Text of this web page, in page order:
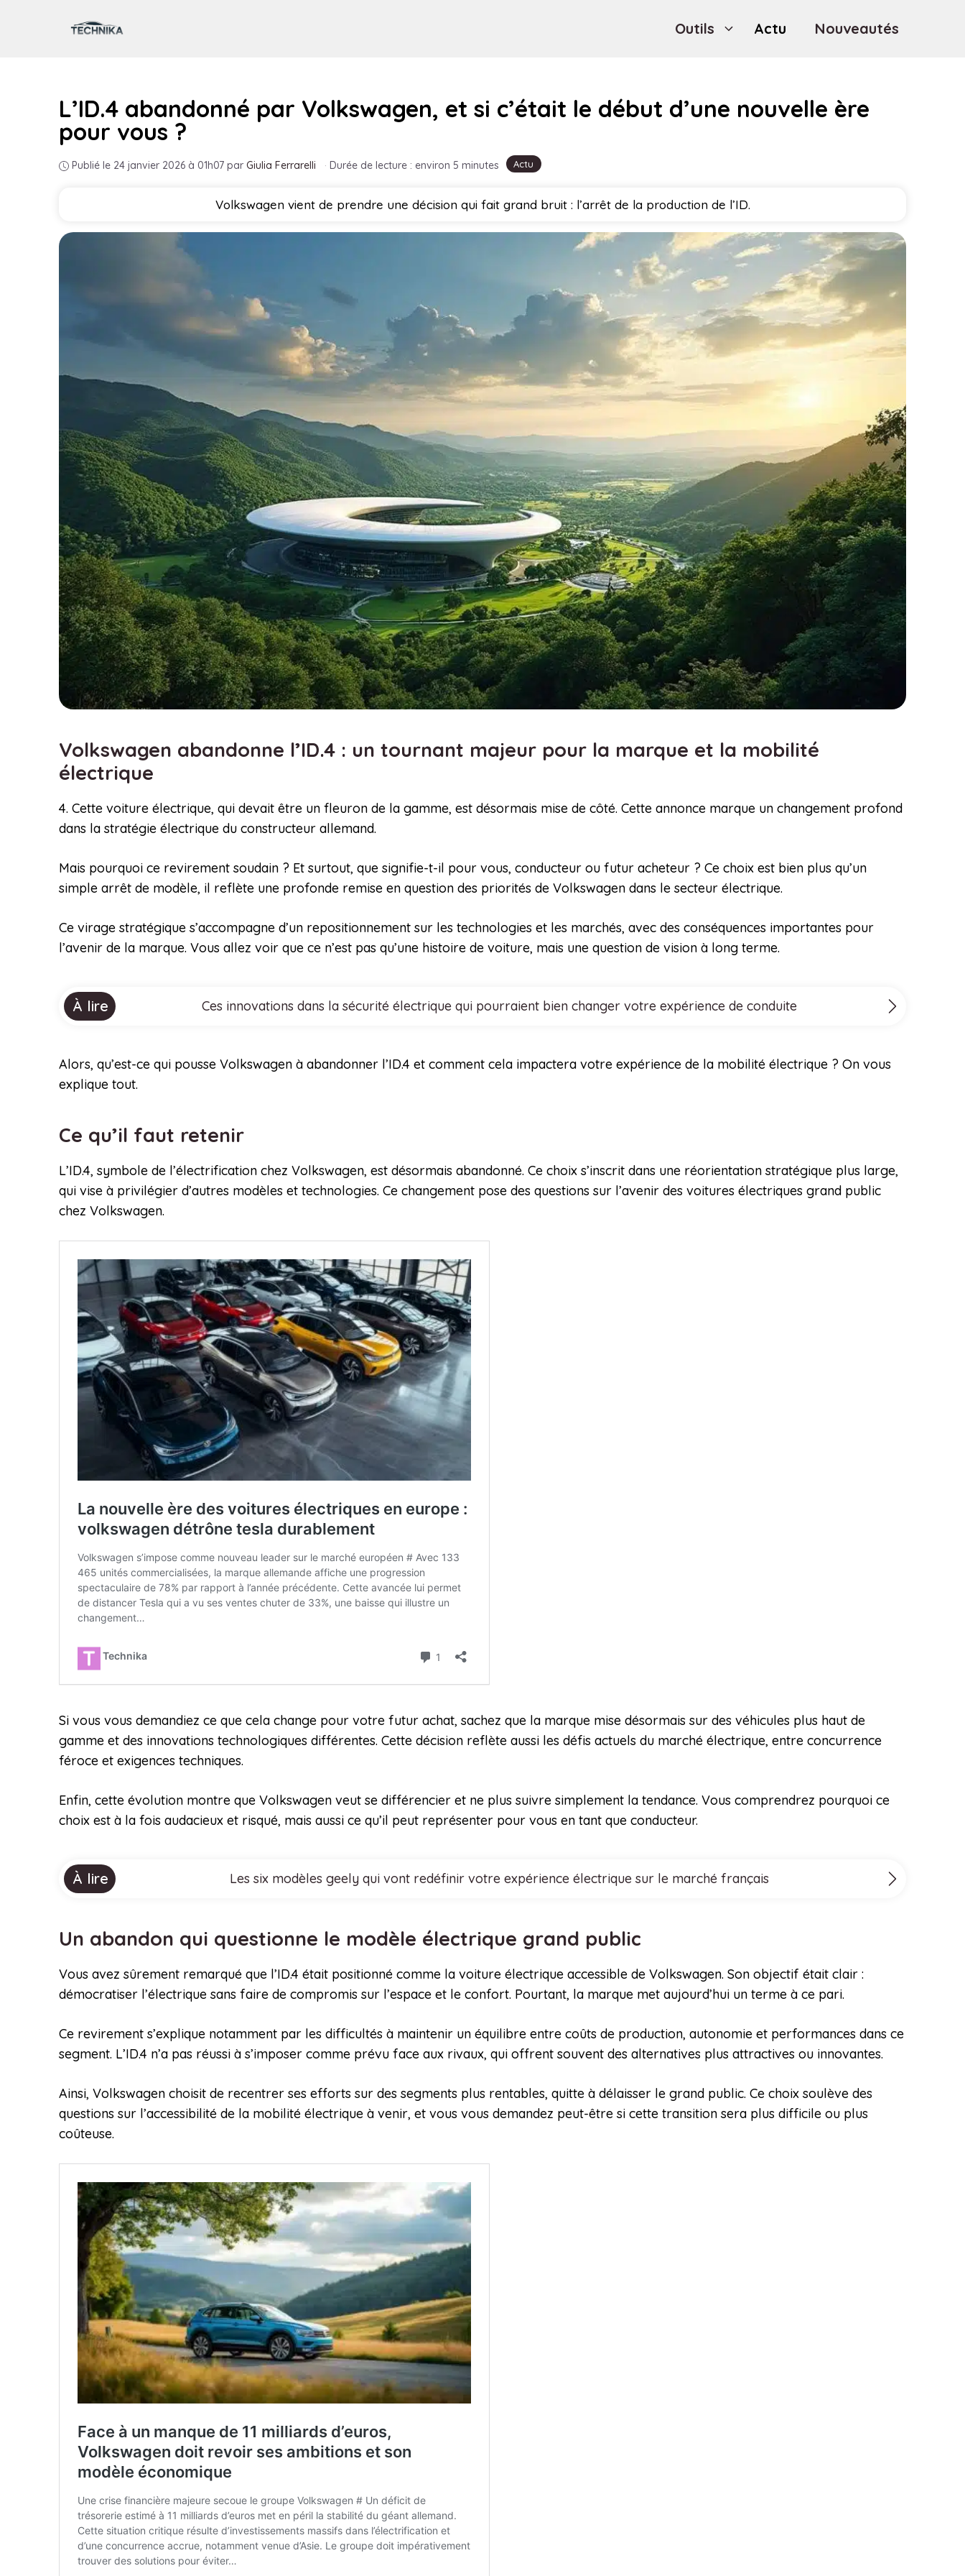
Outils Actu Nouveautés
Actu
L’ID.4 abandonné par Volkswagen, et si c’était le début d’une nouvelle ère
pour vous ?
Publié le 24 janvier 2026 à 01h07 par Giulia Ferrarelli · Durée de lecture : environ 5 minutes
Volkswagen vient de prendre une décision qui fait grand bruit : l’arrêt de la production de l’ID.
Volkswagen abandonne l’ID.4 : un tournant majeur pour la marque et la mobilité
électrique
4. Cette voiture électrique, qui devait être un fleuron de la gamme, est désormais mise de côté. Cette annonce marque un changement profond
dans la stratégie électrique du constructeur allemand.
Mais pourquoi ce revirement soudain ? Et surtout, que signifie-t-il pour vous, conducteur ou futur acheteur ? Ce choix est bien plus qu’un
simple arrêt de modèle, il reflète une profonde remise en question des priorités de Volkswagen dans le secteur électrique.
Ce virage stratégique s’accompagne d’un repositionnement sur les technologies et les marchés, avec des conséquences importantes pour
l’avenir de la marque. Vous allez voir que ce n’est pas qu’une histoire de voiture, mais une question de vision à long terme.
À lire Ces innovations dans la sécurité électrique qui pourraient bien changer votre expérience de conduite
Alors, qu’est-ce qui pousse Volkswagen à abandonner l’ID.4 et comment cela impactera votre expérience de la mobilité électrique ? On vous
explique tout.
Ce qu’il faut retenir
L’ID.4, symbole de l’électrification chez Volkswagen, est désormais abandonné. Ce choix s’inscrit dans une réorientation stratégique plus large,
qui vise à privilégier d’autres modèles et technologies. Ce changement pose des questions sur l’avenir des voitures électriques grand public
chez Volkswagen.
Si vous vous demandiez ce que cela change pour votre futur achat, sachez que la marque mise désormais sur des véhicules plus haut de
gamme et des innovations technologiques différentes. Cette décision reflète aussi les défis actuels du marché électrique, entre concurrence
féroce et exigences techniques.
Enfin, cette évolution montre que Volkswagen veut se différencier et ne plus suivre simplement la tendance. Vous comprendrez pourquoi ce
choix est à la fois audacieux et risqué, mais aussi ce qu’il peut représenter pour vous en tant que conducteur.
À lire Les six modèles geely qui vont redéfinir votre expérience électrique sur le marché français
Un abandon qui questionne le modèle électrique grand public
Vous avez sûrement remarqué que l’ID.4 était positionné comme la voiture électrique accessible de Volkswagen. Son objectif était clair :
démocratiser l’électrique sans faire de compromis sur l’espace et le confort. Pourtant, la marque met aujourd’hui un terme à ce pari.
Ce revirement s’explique notamment par les difficultés à maintenir un équilibre entre coûts de production, autonomie et performances dans ce
segment. L’ID.4 n’a pas réussi à s’imposer comme prévu face aux rivaux, qui offrent souvent des alternatives plus attractives ou innovantes.
Ainsi, Volkswagen choisit de recentrer ses efforts sur des segments plus rentables, quitte à délaisser le grand public. Ce choix soulève des
questions sur l’accessibilité de la mobilité électrique à venir, et vous vous demandez peut-être si cette transition sera plus difficile ou plus
coûteuse.